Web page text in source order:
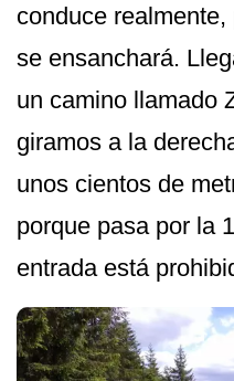
conduce realmente,
se ensanchará.
un camino llamado
giramos a la
unos cientos de
porque pasa por la
entrada está